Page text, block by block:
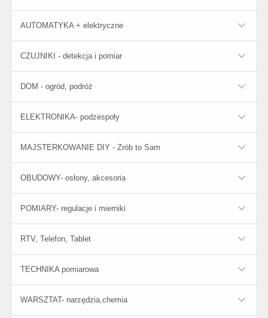
AUTOMATYKA + elektryczne
CZUJNIKI - detekcja i pomiar
DOM - ogród, podróż
ELEKTRONIKA- podzespoły
MAJSTERKOWANIE DIY - Zrób to Sam
OBUDOWY- osłony, akcesoria
POMIARY- regulacje i mierniki
RTV, Telefon, Tablet
TECHNIKA pomiarowa
WARSZTAT- narzędzia,chemia